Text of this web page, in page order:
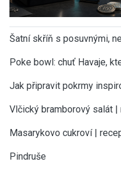
Šatní skříň s posuvnými,
Poke bowl: chuť Havaje,
Jak připravit pokrmy
Vlčický bramborový salát |
Masarykovo cukroví |
Pindruše